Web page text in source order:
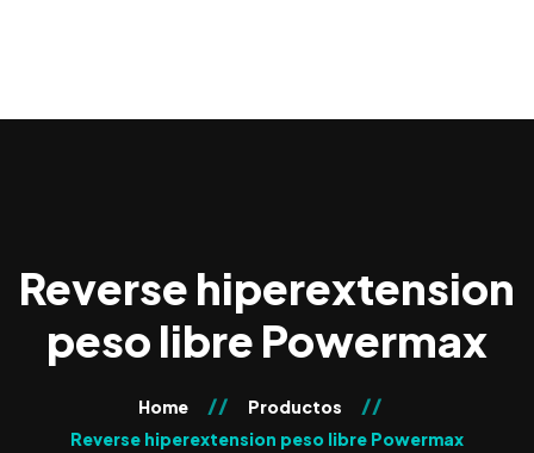
Reverse hiperextension
peso libre Powermax
Home
Productos
Reverse hiperextension peso libre Powermax